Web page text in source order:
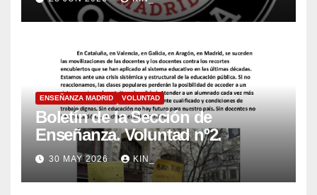
ENSEÑANZA MADRID VOLUNTAD
Boletín de la Sección de
Enseñanza. Voluntad nº2.
30 MAY 2026 KIN_